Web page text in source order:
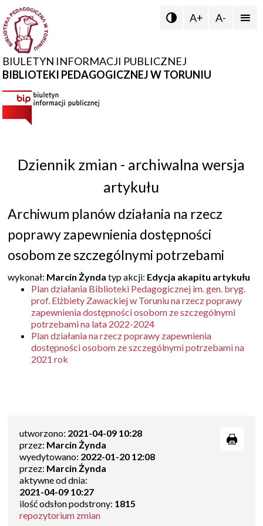
BIULETYN INFORMACJI PUBLICZNEJ
BIBLIOTEKI PEDAGOGICZNEJ W TORUNIU
 A+ A- 
Dziennik zmian - archiwalna wersja
artykułu
Archiwum planów działania na rzecz
poprawy zapewnienia dostępności
osobom ze szczególnymi potrzebami
wykonał: Marcin Żynda typ akcji: Edycja akapitu artykułu
Plan działania Biblioteki Pedagogicznej im. gen. bryg.
prof. Elżbiety Zawackiej w Toruniu na rzecz poprawy
zapewnienia dostępności osobom ze szczególnymi
potrzebami na lata 2022-2024
Plan działania na rzecz poprawy zapewnienia
dostępności osobom ze szczególnymi potrzebami na
2021 rok
utworzono: 2021-04-09 10:28
przez: Marcin Żynda
wyedytowano: 2022-01-20 12:08
przez: Marcin Żynda
aktywne od dnia:
2021-04-09 10:27
ilość odsłon podstrony: 1815
repozytorium zmian